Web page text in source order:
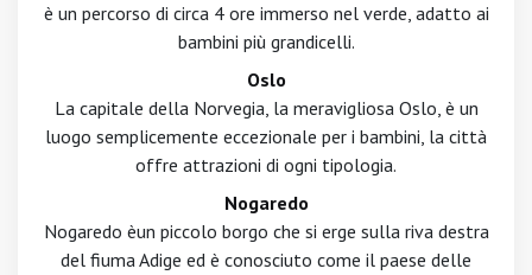
è un percorso di circa 4 ore immerso nel verde, adatto ai
bambini più grandicelli.
Oslo
La capitale della Norvegia, la meravigliosa Oslo, è un
luogo semplicemente eccezionale per i bambini, la città
offre attrazioni di ogni tipologia.
Nogaredo
Nogaredo èun piccolo borgo che si erge sulla riva destra
del fiuma Adige ed è conosciuto come il paese delle